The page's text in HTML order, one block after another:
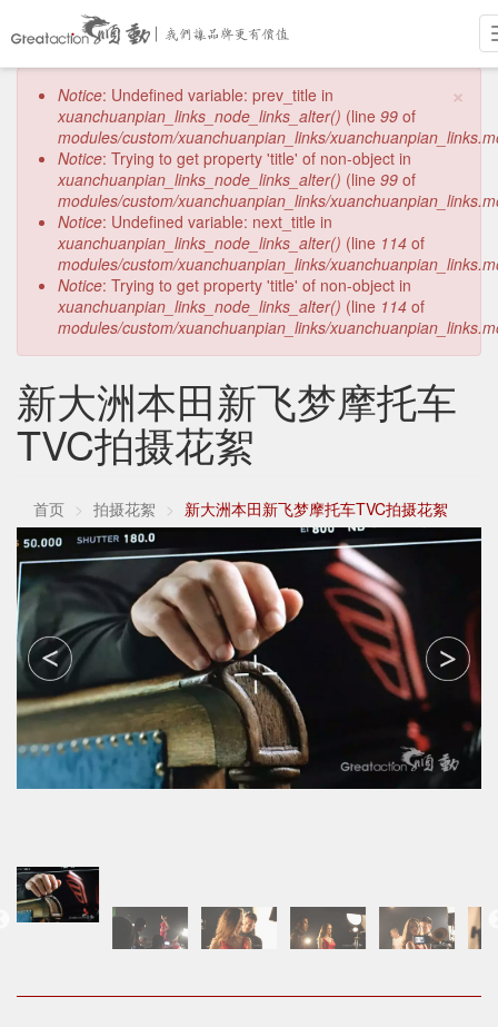
×
错
息
Notice: Undefined variable: prev_title in
xuanchuanpian_links_node_links_alter() (line 99 of
modules/custom/xuanchuanpian_links/
Notice: Trying to get property 'title' of non-object in
xuanchuanpian_links_node_links_alter() (line 99 of
modules/custom/xuanchuanpian_links/
Notice: Undefined variable: next_title in
xuanchuanpian_links_node_links_alter() (line 114 of
modules/custom/xuanchuanpian_links/
Notice: Trying to get property 'title' of non-object in
xuanchuanpian_links_node_links_alter() (line 114 of
modules/custom/xuanchuanpian_links/
新大洲本田新飞梦摩托车
TVC拍摄花絮
首页 拍摄花絮 新大洲本田新飞梦摩托车TVC拍摄花絮